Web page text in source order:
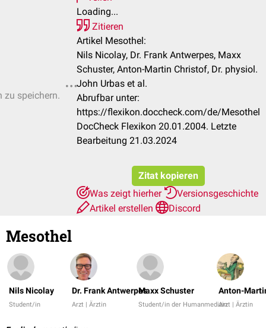
zu speichern.
Loading...
Zitieren
Artikel Mesothel:
Nils Nicolay, Dr. Frank Antwerpes, Maxx
Schuster, Anton-Martin Christof, Dr. physiol.
John Urbas et al.
Abrufbar unter:
https://flexikon.doccheck.com/de/Mesothel
DocCheck Flexikon 20.01.2004. Letzte
Bearbeitung 21.03.2024
Zitat kopieren
Was zeigt hierher
Versionsgeschichte
Artikel erstellen
Discord
Mesothel
Nils Nicolay
Student/in
Dr. Frank Antwerpes
Arzt | Ärztin
Maxx Schuster
Student/in der Humanmedizin
Anton-
Arzt | Ärztin